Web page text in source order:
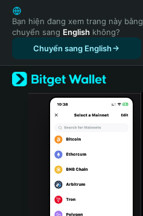
English
日本語
Tiếng Việt
Русский
Español (Latinoamérica)
Türkçe
Italiano
Português (Portugal)
Bahasa Indonesia
Bạn hiện đang xem trang này bằng
chuyển sang English không?
Chuyển sang English